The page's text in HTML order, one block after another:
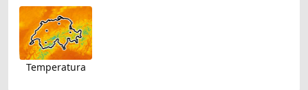
Temperatura